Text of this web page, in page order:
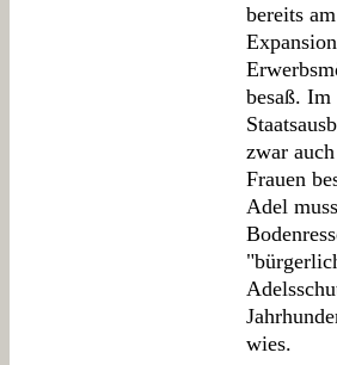
bereits
besaß. Im
zwar
Frauen
Adel
wies.